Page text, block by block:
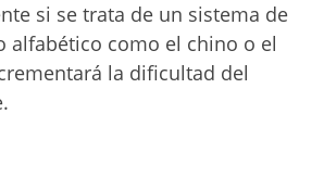
si se trata de un sistema de
alfabético como el chino o el
la dificultad del